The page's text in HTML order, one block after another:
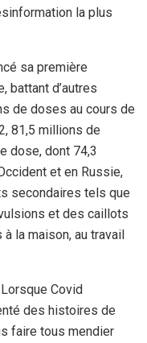
la plus
sa première
battant d’autres
de doses au cours de
81,5 millions de
dose, dont 74,3
et en Russie,
secondaires tels que
et des caillots
la maison, au travail
Lorsque Covid
des histoires de
faire tous mendier